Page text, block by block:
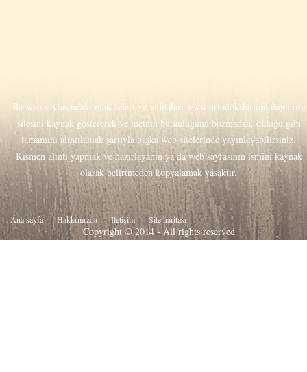
Bu web sayfasındaki makaleleri ve videoları www.ortodokslartoplulugu.org
sitesini kaynak göstererek ve metnin bütünlüğünü bozmadan, olduğu gibi
tamamını alıntılamak şartıyla başka web sitelerinde yayınlayabilirsiniz.
Kısmen alıntı yapmak ve hazırlayanın ya da web sayfasının ismini kaynak
olarak belirtmeden kopyalamak yasaktır.
Ana sayfa Hakkιmιzda İletişim Site haritası
Copyright © 2014 - All rights reserved